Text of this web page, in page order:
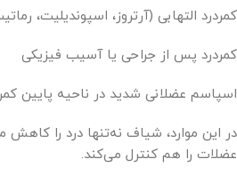
کمردرد التهابی (آرتروز، اسپوندیلیت،
کمردرد پس از جراحی یا آسیب فیزیکی
اسپاسم عضلانی شدید در ناحیه پایین کمر
در این موارد، شیاف نه‌تنها درد را
عضلات را هم کنترل می‌کند.